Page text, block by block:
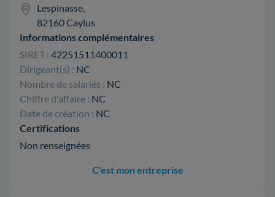
Lespinasse,
82160 Caylus
Informations complémentaires
SIRET : 42251511400011
Dirigeant(s) : NC
Nombre de salariés : NC
Chiffre d'affaire : NC
Date de création : NC
Certifications
Non renseignées
C'est mon entreprise